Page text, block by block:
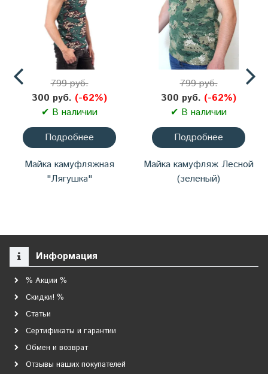
799 руб.
300 руб. (-62%)
✔ В наличии
Подробнее
Майка камуфляжная
"Лягушка"
799 руб.
300 руб. (-62%)
✔ В наличии
Подробнее
Майка камуфляж Лесной
(зеленый)
Информация
% Акции %
Скидки! %
Статьи
Сертификаты и гарантии
Обмен и возврат
Отзывы наших покупателей